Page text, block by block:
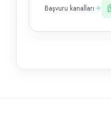
Başvuru kanalları